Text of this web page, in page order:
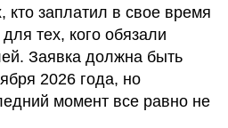
кто заплатил в свое время
тех, кого обязали
Заявка должна быть
2026 года, но
момент все равно не